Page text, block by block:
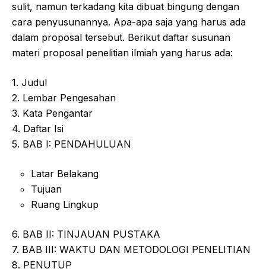
sulit, namun terkadang kita dibuat bingung dengan
cara penyusunannya. Apa-apa saja yang harus ada
dalam proposal tersebut. Berikut daftar susunan
materi proposal penelitian ilmiah yang harus ada:
1. Judul
2. Lembar Pengesahan
3. Kata Pengantar
4. Daftar Isi
5. BAB I: PENDAHULUAN
Latar Belakang
Tujuan
Ruang Lingkup
6. BAB II: TINJAUAN PUSTAKA
7. BAB III: WAKTU DAN METODOLOGI PENELITIAN
8. PENUTUP